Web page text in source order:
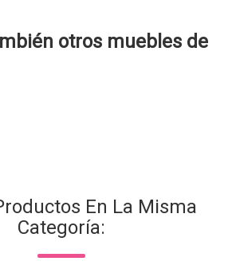
otros muebles de
En La Misma
Categoría: